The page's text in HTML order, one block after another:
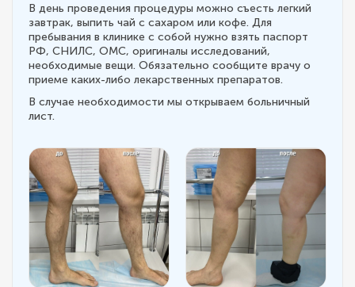
В день проведения процедуры можно съесть легкий
завтрак, выпить чай с сахаром или кофе. Для
пребывания в клинике с собой нужно взять паспорт
РФ, СНИЛС, ОМС, оригиналы исследований,
необходимые вещи. Обязательно сообщите врачу о
приеме каких-либо лекарственных препаратов.
В случае необходимости мы открываем больничный
лист.